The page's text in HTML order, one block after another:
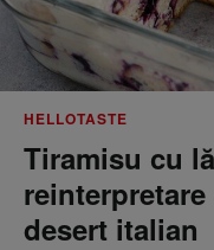
HELLOTASTE
Tiramisu cu
desert italian